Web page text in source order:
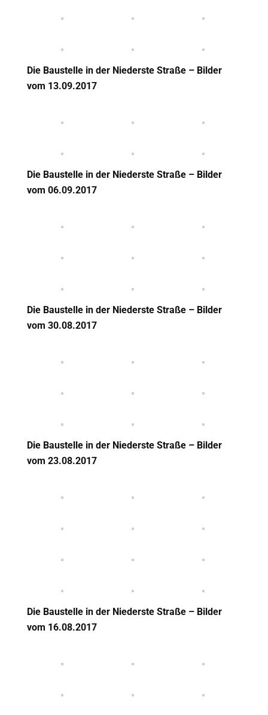
Die Baustelle in der Niederste Straße – Bilder
vom 13.09.2017
Die Baustelle in der Niederste Straße – Bilder
vom 06.09.2017
Die Baustelle in der Niederste Straße – Bilder
vom 30.08.2017
Die Baustelle in der Niederste Straße – Bilder
vom 23.08.2017
Die Baustelle in der Niederste Straße – Bilder
vom 16.08.2017